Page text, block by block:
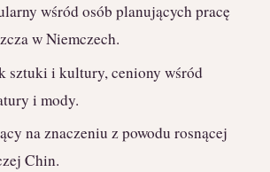
wśród osób planujących pracę
w Niemczech.
sztuki i kultury, ceniony wśród
i mody.
na znaczeniu z powodu rosnącej
Chin.